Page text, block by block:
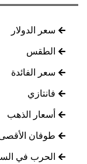
سعر الدولار
الطقس
سعر الفائدة
فانتازي
أسعار الذهب
طوفان
الحرب في